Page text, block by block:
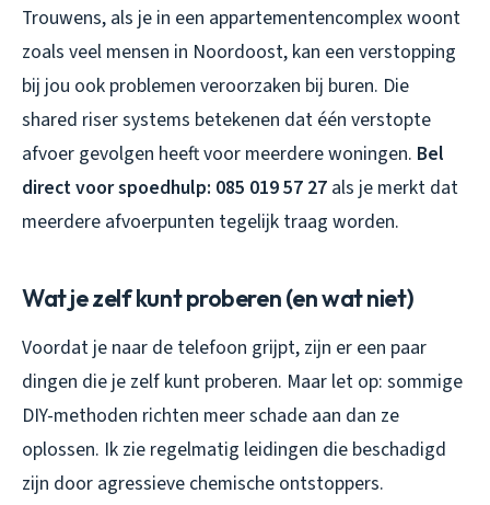
Trouwens, als je in een appartementencomplex woont
zoals veel mensen in Noordoost, kan een verstopping
bij jou ook problemen veroorzaken bij buren. Die
shared riser systems betekenen dat één verstopte
afvoer gevolgen heeft voor meerdere woningen. Bel
direct voor spoedhulp: 085 019 57 27 als je merkt dat
meerdere afvoerpunten tegelijk traag worden.
Wat je zelf kunt proberen (en wat niet)
Voordat je naar de telefoon grijpt, zijn er een paar
dingen die je zelf kunt proberen. Maar let op: sommige
DIY-methoden richten meer schade aan dan ze
oplossen. Ik zie regelmatig leidingen die beschadigd
zijn door agressieve chemische ontstoppers.